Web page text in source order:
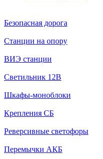
Безопасная дорога
Станции на опору
ВИЭ станции
Светильник 12В
Шкафы-моноблоки
Крепления СБ
Реверсивные светофоры
Перемычки АКБ